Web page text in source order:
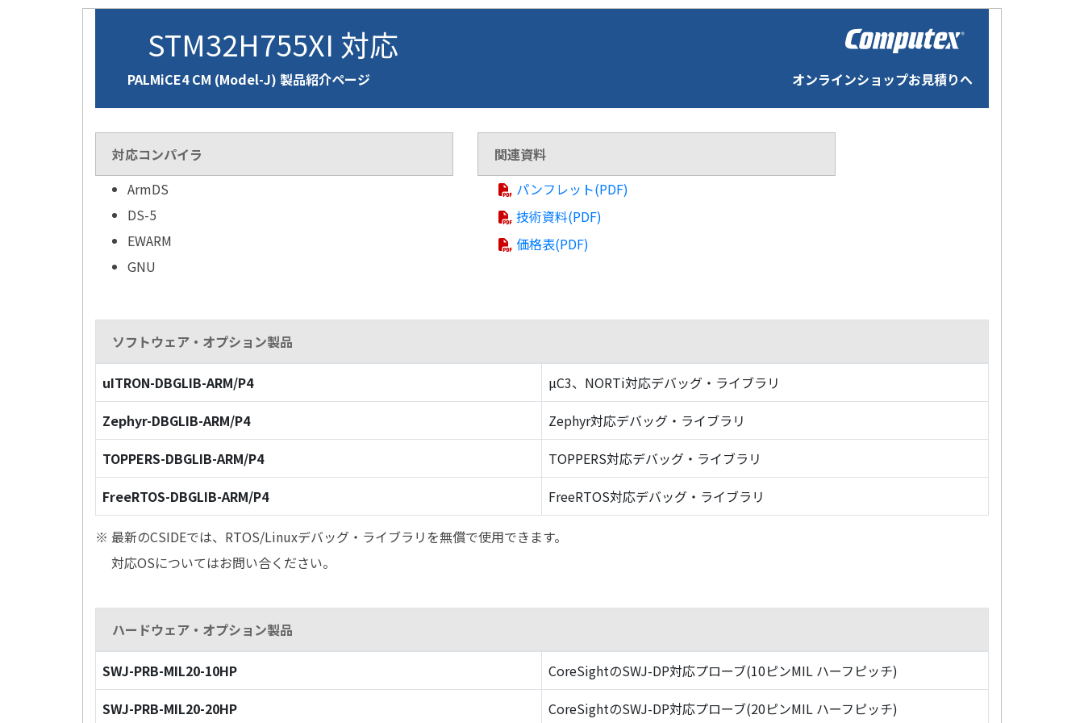
STM32H755XI 対応
PALMiCE4 CM (Model-J) 製品紹介ページ オンラインショップお見積りへ
対応コンパイラ
ArmDS
DS-5
EWARM
GNU
関連資料
パンフレット(PDF)
技術資料(PDF)
価格表(PDF)
ソフトウェア・オプション製品
uITRON-DBGLIB-ARM/P4
µC3、NORTi対応デバッグ・ライブラリ
Zephyr-DBGLIB-ARM/P4
Zephyr対応デバッグ・ライブラリ
TOPPERS-DBGLIB-ARM/P4
TOPPERS対応デバッグ・ライブラリ
FreeRTOS-DBGLIB-ARM/P4
FreeRTOS対応デバッグ・ライブラリ
※ 最新のCSIDEでは、RTOS/Linuxデバッグ・ライブラリを無償で使用できます。
対応OSについてはお問い合ください。
ハードウェア・オプション製品
SWJ-PRB-MIL20-10HP
CoreSightのSWJ-DP対応プローブ(10ピンMIL ハーフピッチ)
SWJ-PRB-MIL20-20HP
CoreSightのSWJ-DP対応プローブ(20ピンMIL ハーフピッチ)